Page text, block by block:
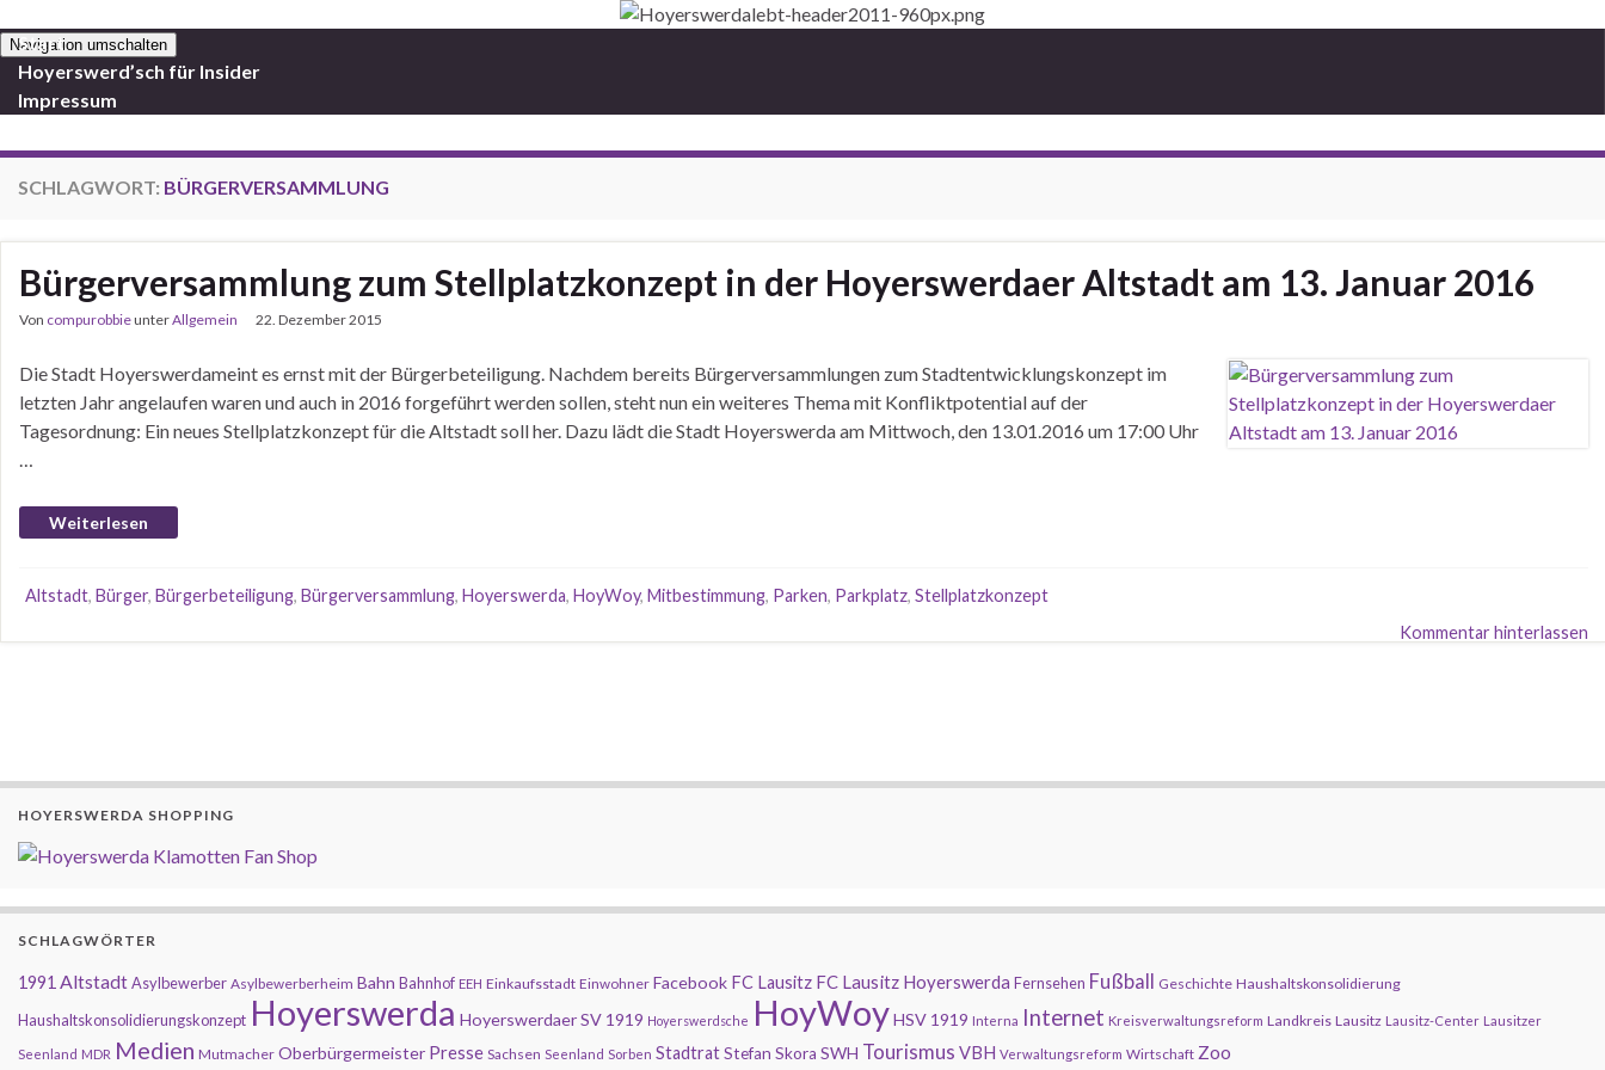
Navigation umschalten
Start
Hoyerswerd’sch für Insider
Impressum
SCHLAGWORT: BÜRGERVERSAMMLUNG
Bürgerversammlung zum Stellplatzkonzept in der Hoyerswerdaer Altstadt am 13. Januar 2016
Von compurobbieunterAllgemein 22. Dezember 2015
Die Stadt Hoyerswerdameint es ernst mit der Bürgerbeteiligung. Nachdem bereits Bürgerversammlungen zum Stadtentwicklungskonzept im
letzten Jahr angelaufen waren und auch in 2016 forgeführt werden sollen, steht nun ein weiteres Thema mit Konfliktpotential auf der
Tagesordnung: Ein neues Stellplatzkonzept für die Altstadt soll her. Dazu lädt die Stadt Hoyerswerda am Mittwoch, den 13.01.2016 um 17:00 Uhr
…
Weiterlesen
Altstadt, Bürger, Bürgerbeteiligung, Bürgerversammlung, Hoyerswerda, HoyWoy, Mitbestimmung, Parken, Parkplatz, Stellplatzkonzept
Kommentar hinterlassen
HOYERSWERDA SHOPPING
SCHLAGWÖRTER
1991 AltstadtAsylbewerber Asylbewerberheim Bahn Bahnhof EEH Einkaufsstadt Einwohner Facebook FC Lausitz FC Lausitz Hoyerswerda Fernsehen Fußball Geschichte Haushaltskonsolidierung
Haushaltskonsolidierungskonzept Hoyerswerda Hoyerswerdaer SV 1919 Hoyerswerdsche HoyWoyHSV 1919 Interna Internet Kreisverwaltungsreform Landkreis Lausitz Lausitz-Center Lausitzer
Seenland MDR Medien Mutmacher Oberbürgermeister Presse Sachsen Seenland Sorben StadtratStefan Skora SWH Tourismus VBH Verwaltungsreform Wirtschaft Zoo